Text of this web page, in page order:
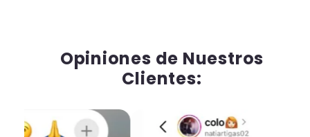
Opiniones de Nuestros
Clientes: